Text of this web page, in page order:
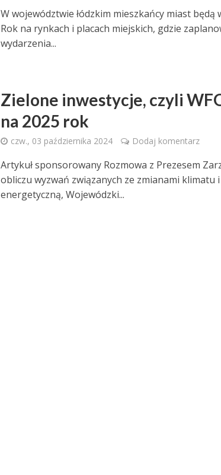
W województwie łódzkim mieszkańcy miast
Rok na rynkach i placach miejskich, gdzie
wydarzenia...
Zielone inwestycje, czyli
na 2025 rok
czw., 03 października 2024 Dodaj komentarz
Artykuł sponsorowany Rozmowa z Prezesem
obliczu wyzwań związanych ze zmianami klimatu
energetyczną, Wojewódzki...